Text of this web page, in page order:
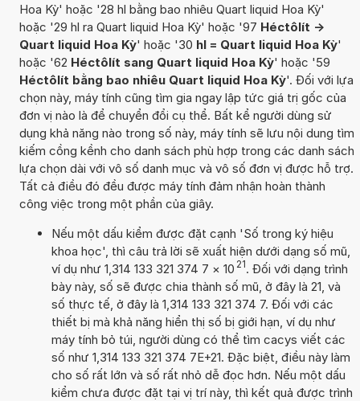
Hoa Kỳ' hoặc '28 hl bằng bao nhiêu Quart liquid Hoa Kỳ'
hoặc '29 hl ra Quart liquid Hoa Kỳ' hoặc '97 Héctôlít ->
Quart liquid Hoa Kỳ' hoặc '30 hl = Quart liquid Hoa Kỳ'
hoặc '62 Héctôlít sang Quart liquid Hoa Kỳ' hoặc '59
Héctôlít bằng bao nhiêu Quart liquid Hoa Kỳ'. Đối với lựa
chọn này, máy tính cũng tìm gia ngay lập tức giá trị gốc của
đơn vị nào là để chuyển đổi cụ thể. Bất kể người dùng sử
dụng khả năng nào trong số này, máy tính sẽ lưu nội dung tìm
kiếm cồng kềnh cho danh sách phù hợp trong các danh sách
lựa chọn dài với vô số danh mục và vô số đơn vị được hỗ trợ.
Tất cả điều đó đều được máy tính đảm nhận hoàn thành
công việc trong một phần của giây.
Nếu một dấu kiểm được đặt cạnh 'Số trong ký hiệu
khoa học', thì câu trả lời sẽ xuất hiện dưới dạng số mũ,
ví dụ như 1,314 133 321 374 7 × 10 21. Đối với dạng trình
bày này, số sẽ được chia thành số mũ, ở đây là 21, và
số thực tế, ở đây là 1,314 133 321 374 7. Đối với các
thiết bị mà khả năng hiển thị số bị giới hạn, ví dụ như
máy tính bỏ túi, người dùng có thể tìm cacys viết các
số như 1,314 133 321 374 7E+21. Đặc biệt, điều này làm
cho số rất lớn và số rất nhỏ dễ đọc hơn. Nếu một dấu
kiểm chưa được đặt tại vị trí này, thì kết quả được trình